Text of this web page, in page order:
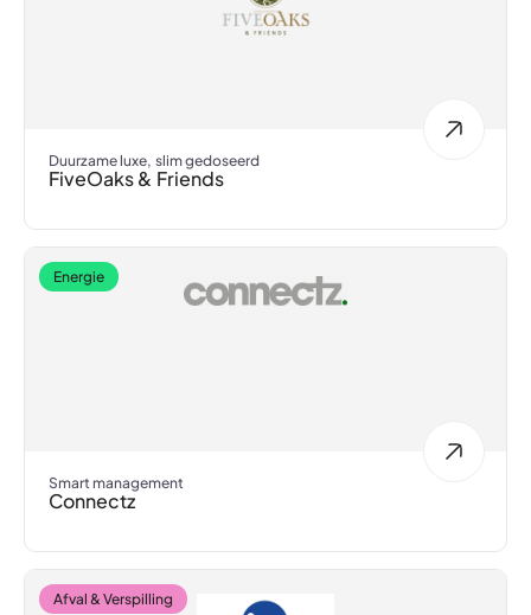
Duurzame luxe, slim gedoseerd
FiveOaks & Friends
Energie
Smart management
Connectz
Afval & Verspilling